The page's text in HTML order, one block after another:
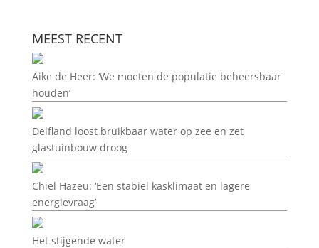
MEEST RECENT
Aike de Heer: ‘We moeten de populatie beheersbaar
houden’
Delfland loost bruikbaar water op zee en zet
glastuinbouw droog
Chiel Hazeu: ‘Een stabiel kasklimaat en lagere
energievraag’
Het stijgende water